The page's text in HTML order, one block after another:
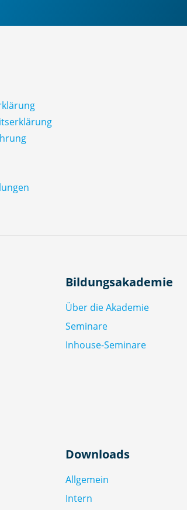
Bildungsakademie
Über die Akademie
Seminare
Inhouse-Seminare
Downloads
Allgemein
Intern